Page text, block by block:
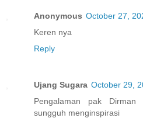
Anonymous October 27,
Keren nya
Reply
Ujang Sugara October 29,
Pengalaman pak
sungguh menginspirasi